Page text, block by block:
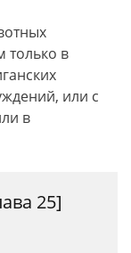
только в
или с
в
25]